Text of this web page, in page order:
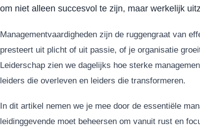
om niet alleen succesvol te zijn, maar werkelijk
Managementvaardigheden zijn de ruggengraat van
presteert uit plicht of uit passie, of je organisatie
Leiderschap zien we dagelijks hoe sterke
leiders die overleven en leiders die transformeren.
In dit artikel nemen we je mee door de essentiële
leidinggevende moet beheersen om vanuit rust en